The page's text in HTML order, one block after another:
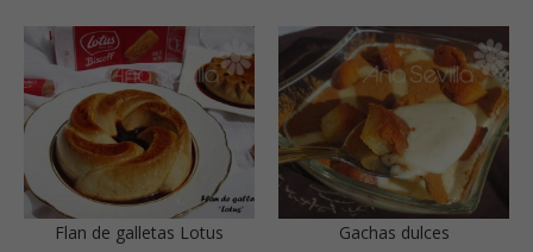
Flan de galletas Lotus Gachas dulces